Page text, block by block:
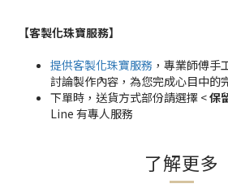
【客製化珠寶服務】
提供客製化珠寶服務 ，專業師傅手
討論製作內容，為您完成心目中的
下單時，送貨方式部份請選擇 <保
Line 有專人服務
了解更多